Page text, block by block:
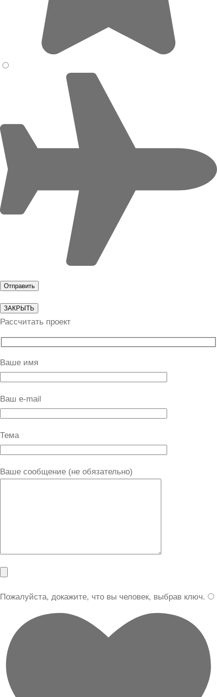
ЗАКРЫТЬ
Рассчитать проект
Ваше имя
Ваш e-mail
Тема
Ваше сообщение (не обязательно)
Пожалуйста, докажите, что вы человек, выбрав ключ.